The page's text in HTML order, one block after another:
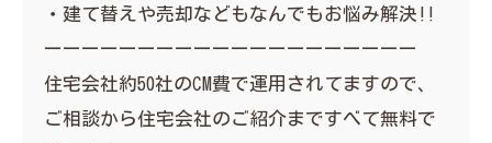
・建て替えや売却などもなんでもお悩み解決‼︎
ーーーーーーーーーーーーーーーーーーーー
住宅会社約50社のCM費で運用されてますので、
ご相談から住宅会社のご紹介まですべて無料で